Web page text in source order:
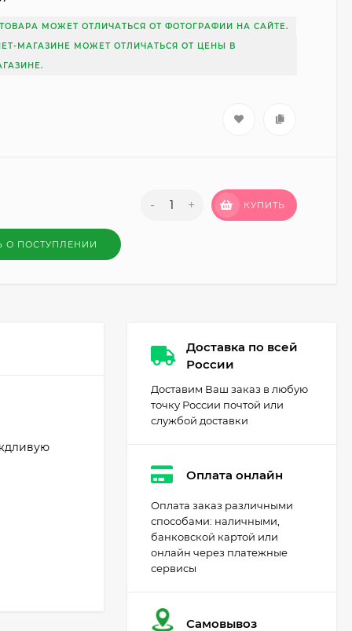
МОЖЕТ ОТЛИЧАТЬСЯ ОТ ФОТОГРАФИИ НА САЙТЕ.
МАГАЗИНЕ МОЖЕТ ОТЛИЧАТЬСЯ ОТ ЦЕНЫ В
- + КУПИТЬ
О ПОСТУПЛЕНИИ
Доставка по всей
России
Доставим Ваш заказ в любую
точку России почтой или
службой доставки
Оплата онлайн
Оплата заказ различными
способами: наличными,
банковской картой или
онлайн через платежные
сервисы
Самовывоз